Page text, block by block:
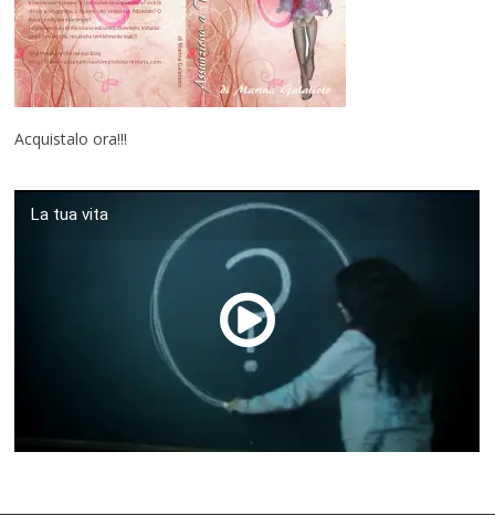
Acquistalo ora!!!
La tua vita